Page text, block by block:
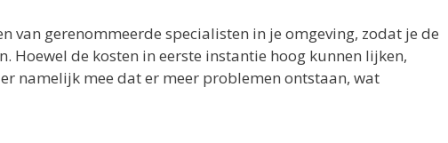
van gerenommeerde specialisten in je omgeving, zodat je de
Hoewel de kosten in eerste instantie hoog kunnen lijken,
namelijk mee dat er meer problemen ontstaan, wat